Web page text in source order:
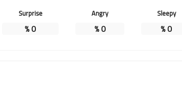
Sleepy
0
%
Angry
0
%
Surprise
0
%